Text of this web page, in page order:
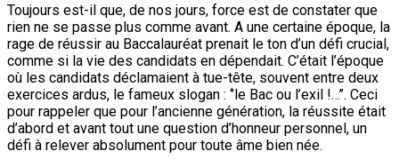
Toujours est-il que, de nos jours, force est de constater que
rien ne se passe plus comme avant. A une certaine époque, la
rage de réussir au Baccalauréat prenait le ton d’un défi crucial,
comme si la vie des candidats en dépendait. C’était l’époque
où les candidats déclamaient à tue-tête, souvent entre deux
exercices ardus, le fameux slogan : ‘’le Bac ou l’exil !…’’. Ceci
pour rappeler que pour l’ancienne génération, la réussite était
d’abord et avant tout une question d’honneur personnel, un
défi à relever absolument pour toute âme bien née.